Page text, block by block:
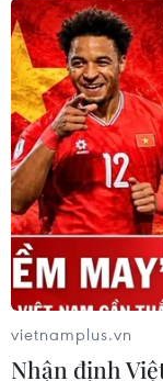
TIN CÙNG
Doanh thu
vietnamplus.vn
Nhận định